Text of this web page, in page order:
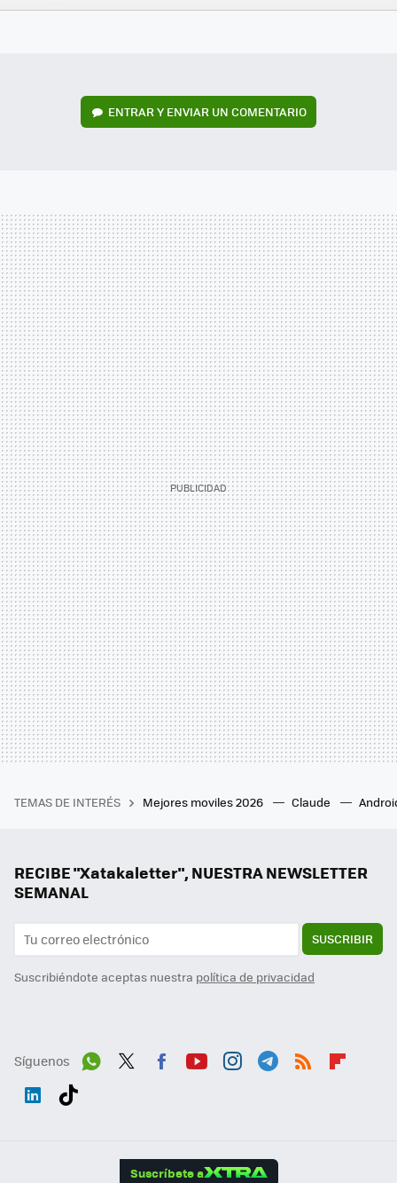
FACEBOOK
TWITTERFLIPBOARD
E-
WHATSAPP
ENTRAR Y ENVIAR UN COMENTARIO
TEMAS DE INTERÉS Mejores moviles 2026 Claude
RECIBE "Xatakaletter", NUESTRA NEWSLETTER
SEMANAL
SUSCRIBIR
Suscribiéndote aceptas nuestra política de privacidad
Síguenos
Suscríbete a